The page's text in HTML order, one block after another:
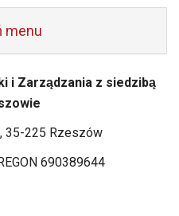
menu
i Zarządzania z siedzibą
35-225 Rzeszów
690389644